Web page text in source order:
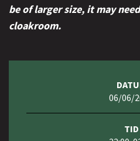
be of larger size, it may
cloakroom.
06/06/
TID